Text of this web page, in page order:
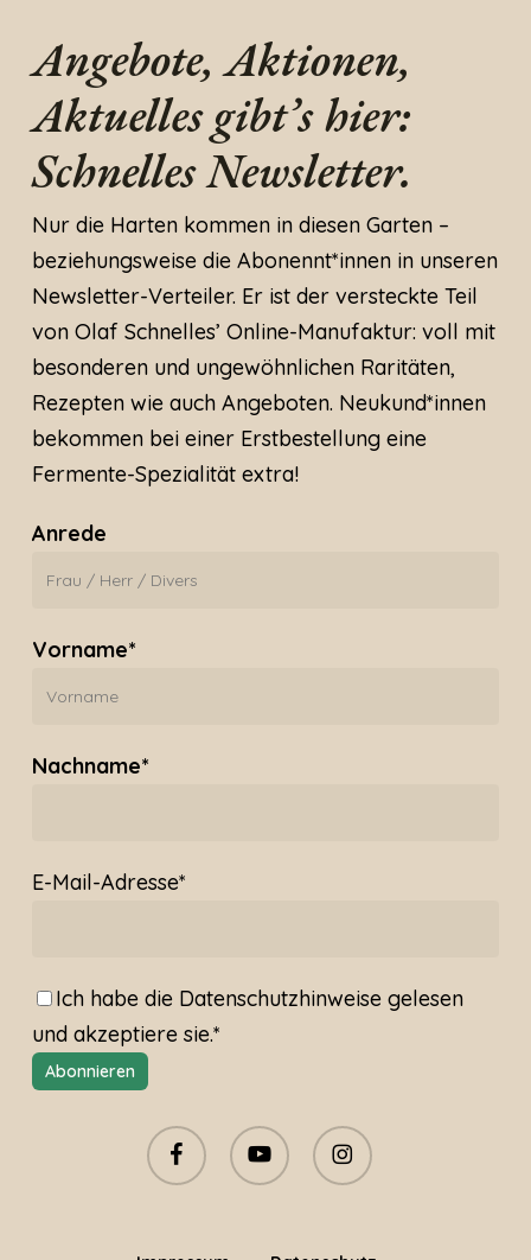
Angebote, Aktionen,
Aktuelles gibt’s hier:
Schnelles Newsletter.
Nur die Harten kommen in diesen Garten –
beziehungsweise die Abonennt*innen in unseren
Newsletter-Verteiler. Er ist der versteckte Teil
von Olaf Schnelles’ Online-Manufaktur: voll mit
besonderen und ungewöhnlichen Raritäten,
Rezepten wie auch Angeboten. Neukund*innen
bekommen bei einer Erstbestellung eine
Fermente-Spezialität extra!
Anrede
Vorname*
Nachname*
E-Mail-Adresse*
Ich habe die Datenschutzhinweisegelesen
und akzeptiere sie.*
facebook youtube instagram